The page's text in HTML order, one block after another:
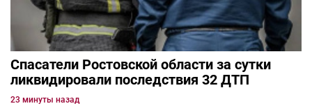
Спасатели Ростовской области за сутки
ликвидировали последствия 32 ДТП
23 минуты назад